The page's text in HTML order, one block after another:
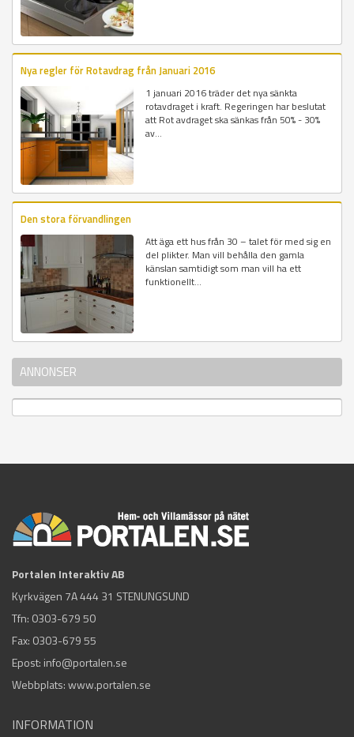
Nya regler för Rotavdrag från Januari 2016
1 januari 2016 träder det nya sänkta
rotavdraget i kraft. Regeringen har beslutat
att Rot avdraget ska sänkas från 50% - 30%
av...
Den stora förvandlingen
Att äga ett hus från 30 – talet för med sig en
del plikter. Man vill behålla den gamla
känslan samtidigt som man vill ha ett
funktionellt...
ANNONSER
Portalen Interaktiv AB
Kyrkvägen 7A 444 31 STENUNGSUND
Tfn: 0303-679 50
Fax: 0303-679 55
Epost: info@portalen.se
Webbplats: www.portalen.se
INFORMATION